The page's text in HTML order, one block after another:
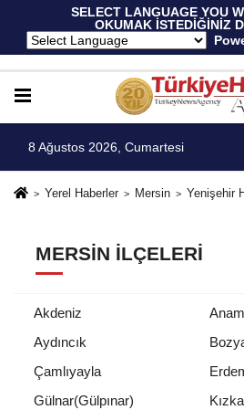
SELECT LANGUAGE YOU
OKUMAK İSTEDİĞİNİZ
8 Ağustos 2026, Cumartesi
Yerel Haberler Mersin Yenişehir
MERSIN İLÇELERI
Akdeniz
Aydıncık
Çamlıyayla
Gülnar(Gülpınar)